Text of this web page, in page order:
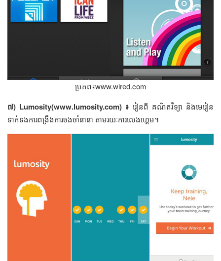
ប្រភព៖www.wired.com
៧) Lumosity(www.lumosity.com) ៖ រៀន​ពី​ គណិតវិទ្យា និង​មេរៀន​
ទាក់ទង​​ការ​ពង្រឹង​ការ​ចងចាំ​នានា​ តាម​រយៈ​ការ​លេង​ហ្គេម។